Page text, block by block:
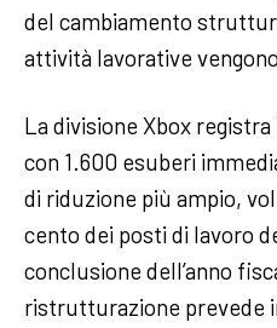
del cambiamento
attività lavorative
La divisione Xbox
con 1.600 esuberi
di riduzione più ampio,
cento dei posti di lavoro
conclusione dell’anno
ristrutturazione prevede